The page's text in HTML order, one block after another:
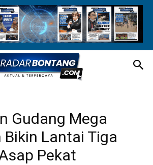
Gudang Mega
Bikin Lantai Tiga
Pekat